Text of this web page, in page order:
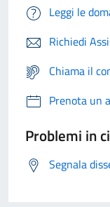
Leggi le
Richiedi
Chiama il
Prenota un
Problemi in
Segnala